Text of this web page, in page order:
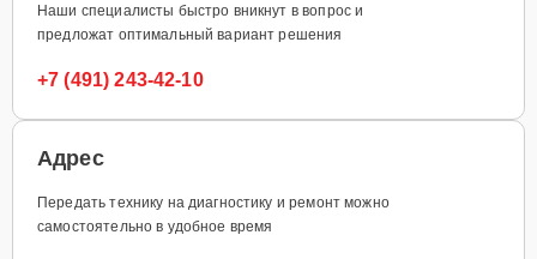
Наши специалисты быстро вникнут в вопрос и
предложат оптимальный вариант решения
+7 (491) 243-42-10
Адрес
Передать технику на диагностику и ремонт можно
самостоятельно в удобное время